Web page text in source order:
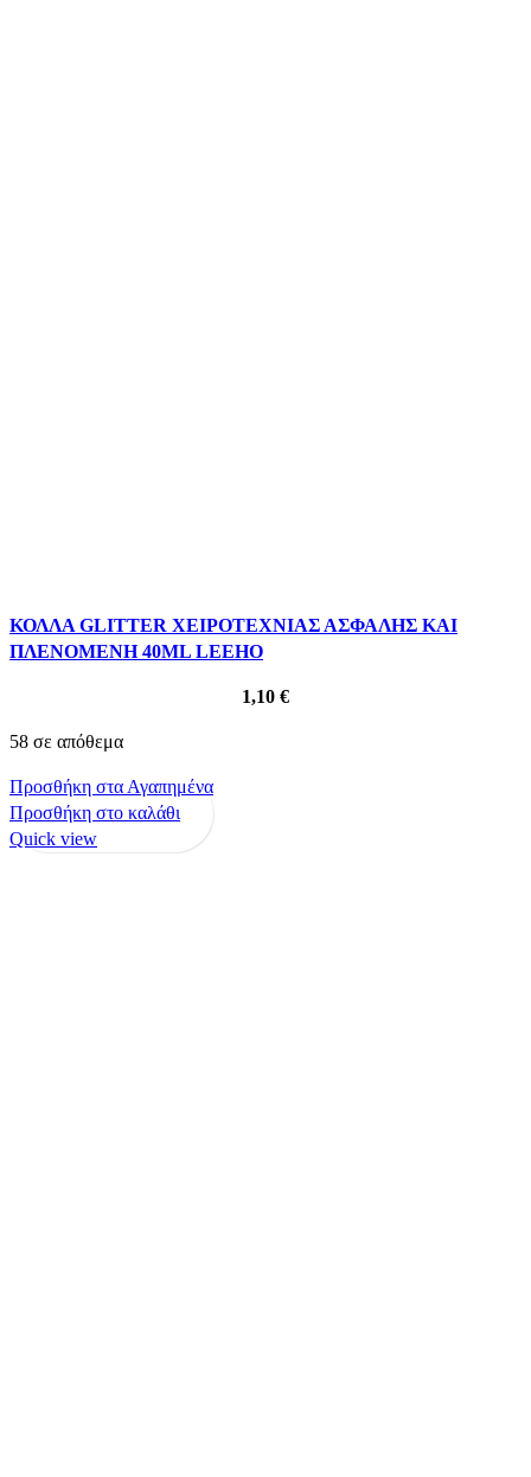
ΚΟΛΛΑ GLITTER ΧΕΙΡΟΤΕΧΝΙΑΣ ΑΣΦΑΛΗΣ ΚΑΙ
ΠΛΕΝΟΜΕΝΗ 40ML LEEHO
1,10 €
58 σε απόθεμα
Προσθήκη στα Αγαπημένα
Προσθήκη στο καλάθι
Quick view